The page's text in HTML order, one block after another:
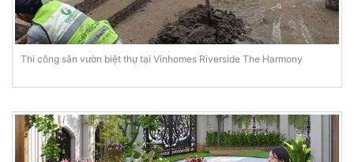
Thi công sân vườn biệt thự tại Vinhomes Riverside The Harmony